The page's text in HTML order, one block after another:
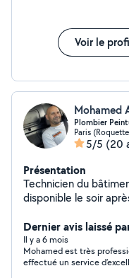
Voir le
Mohamed
Plombier
Paris
5/5 (20
Présentation
Technicien du bâtiment
disponible le soir
Dernier avis laissé
Il y a 6 mois
Mohamed est très
effectué un service